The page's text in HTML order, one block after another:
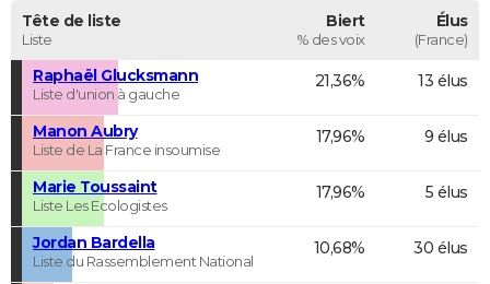
Tête de liste
Liste
Biert
% des voix
Élus
(France)
Raphaël Glucksmann
Liste d'union à gauche
21,36% 13 élus
Manon Aubry
Liste de La France insoumise
17,96% 9 élus
Marie Toussaint
Liste Les Ecologistes
17,96% 5 élus
Jordan Bardella
Liste du Rassemblement National
10,68% 30 élus